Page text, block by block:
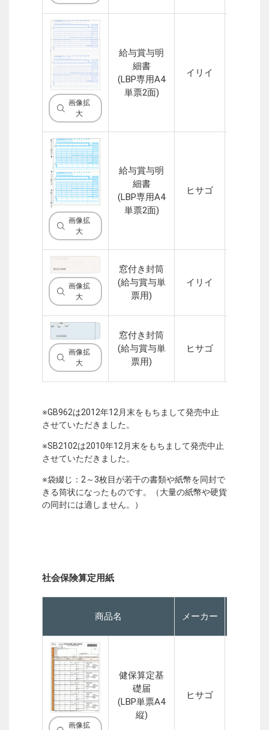
画像拡
大
給与賞与明
細書
(LBP専用A4
単票2面)
イリイ
画像拡
大
給与賞与明
細書
(LBP専用A4
単票2面)
ヒサゴ
画像拡
大
窓付き封筒
(給与賞与単
票用)
イリイ
画像拡
大
窓付き封筒
(給与賞与単
票用)
ヒサゴ
※GB962は2012年12月末をもちまして発売中止
させていただきました。
※SB2102は2010年12月末をもちまして発売中止
させていただきました。
※袋綴じ：2～3枚目が若干の書類や紙幣を同封で
きる筒状になったものです。（大量の紙幣や硬貨
の同封には適しません。）
社会保険算定用紙
商品名 メーカー
画像拡
健保算定基
礎届
(LBP単票A4
縦)
ヒサゴ